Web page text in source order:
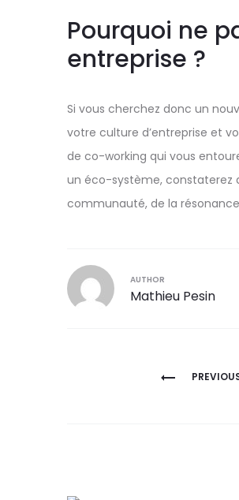
Pourquoi ne
entreprise ?
Si vous cherchez donc un
votre culture d’entreprise et
de co-working qui vous
un éco-système, constaterez
communauté, de la
AUTHOR
Mathieu Pesin
Navigation